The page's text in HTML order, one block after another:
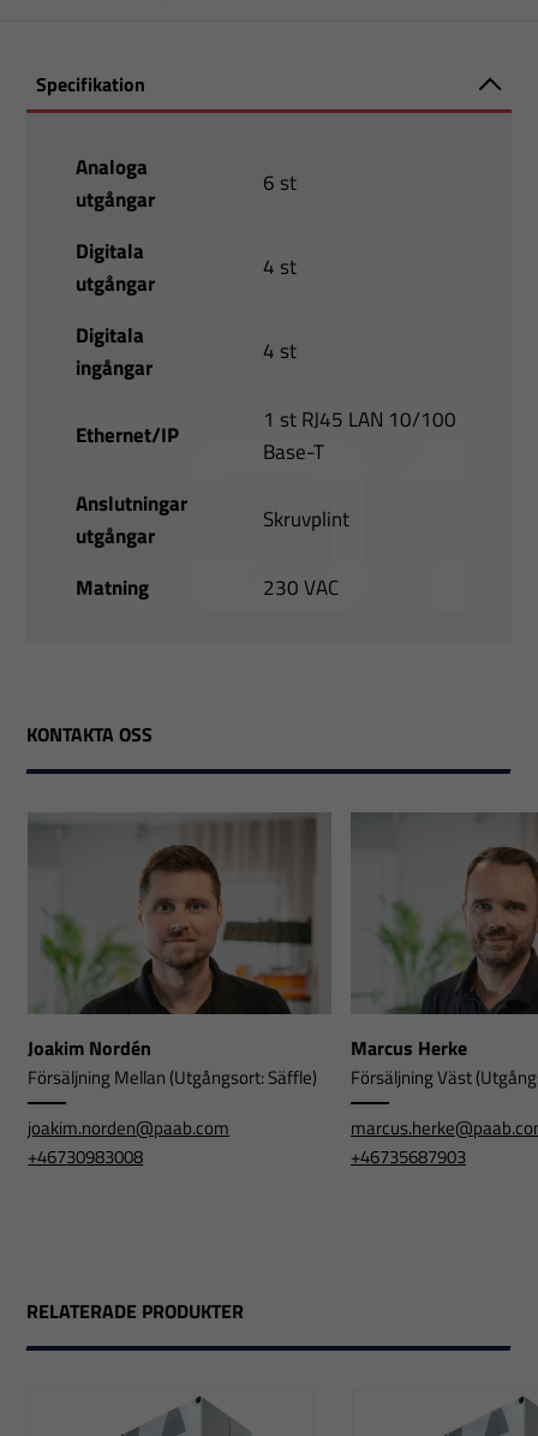
Specifikation
Analoga
utgångar
6 st
Digitala
utgångar
4 st
Digitala
ingångar
4 st
Ethernet/IP
1 st RJ45 LAN 10/100
Base-T
Anslutningar
utgångar
Skruvplint
Matning 230 VAC
KONTAKTA OSS
Joakim Nordén
Försäljning Mellan (Utgångsort: Säffle)
joakim.norden@paab.com
+46730983008
Marcus Herke
Försäljning Väst
+46735687903
RELATERADE PRODUKTER